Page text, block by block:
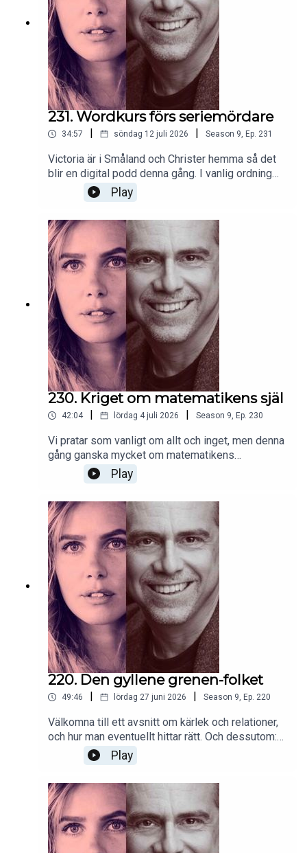
231. Wordkurs förs seriemördare
34:57 | söndag 12 juli 2026 | Season 9, Ep. 231
Victoria är i Småland och Christer hemma så det
blir en digital podd denna gång. I vanlig ordning
blandad soppa, seriemördare, filmen Heat och
Bloomsburygruppen bland mycket annat.
Play
230. Kriget om matematikens själ
42:04 | lördag 4 juli 2026 | Season 9, Ep. 230
Vi pratar som vanligt om allt och inget, men denna
gång ganska mycket om matematikens
fundament, efter att Christer läst en bok som han
gått igång på. Häng med!
Play
220. Den gyllene grenen-folket
49:46 lördag 27 juni 2026 Season 9, Ep. 220
Välkomna till ett avsnitt om kärlek och relationer,
och hur man eventuellt hittar rätt. Och dessutom:
Vi har svaret på vad Johan Persson gör idag!!
Christer lyckades med sin uppgift. Teaser: Svaret
är RAFFLANDE.
Play